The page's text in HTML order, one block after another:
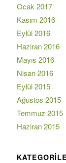
Ocak 2017
Kasım 2016
Eylül 2016
Haziran 2016
Mayıs 2016
Nisan 2016
Eylül 2015
Ağustos 2015
Temmuz 2015
Haziran 2015